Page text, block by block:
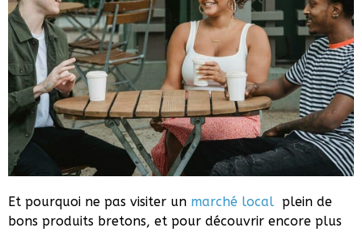
Et pourquoi ne pas visiter un marché local plein de
bons produits bretons, et pour découvrir encore plus